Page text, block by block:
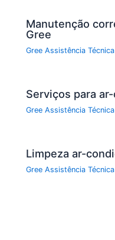
Manutenção
Gree
Gree Assistência Técnica
Serviços para
Gree Assistência Técnica
Limpeza ar-
Gree Assistência Técnica